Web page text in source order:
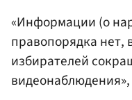
«Информации (о
правопорядка нет,
избирателей